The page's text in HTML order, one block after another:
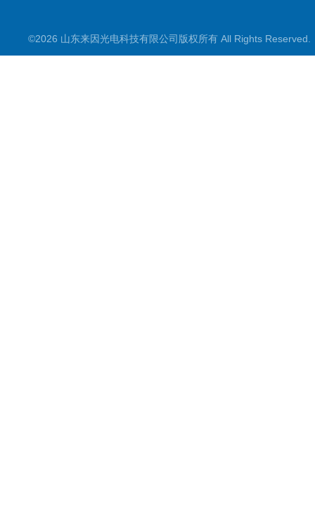
水质检测仪
©2026 山东来因光电科技有限公司版权所有 All Rights